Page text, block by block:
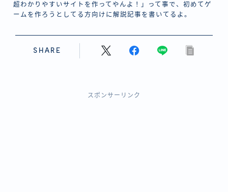
超わかりやすいサイトを作ってやんよ！」って事で、初めてゲ
ームを作ろうとしてる方向けに解説記事を書いてるよ。
SHARE
スポンサーリンク